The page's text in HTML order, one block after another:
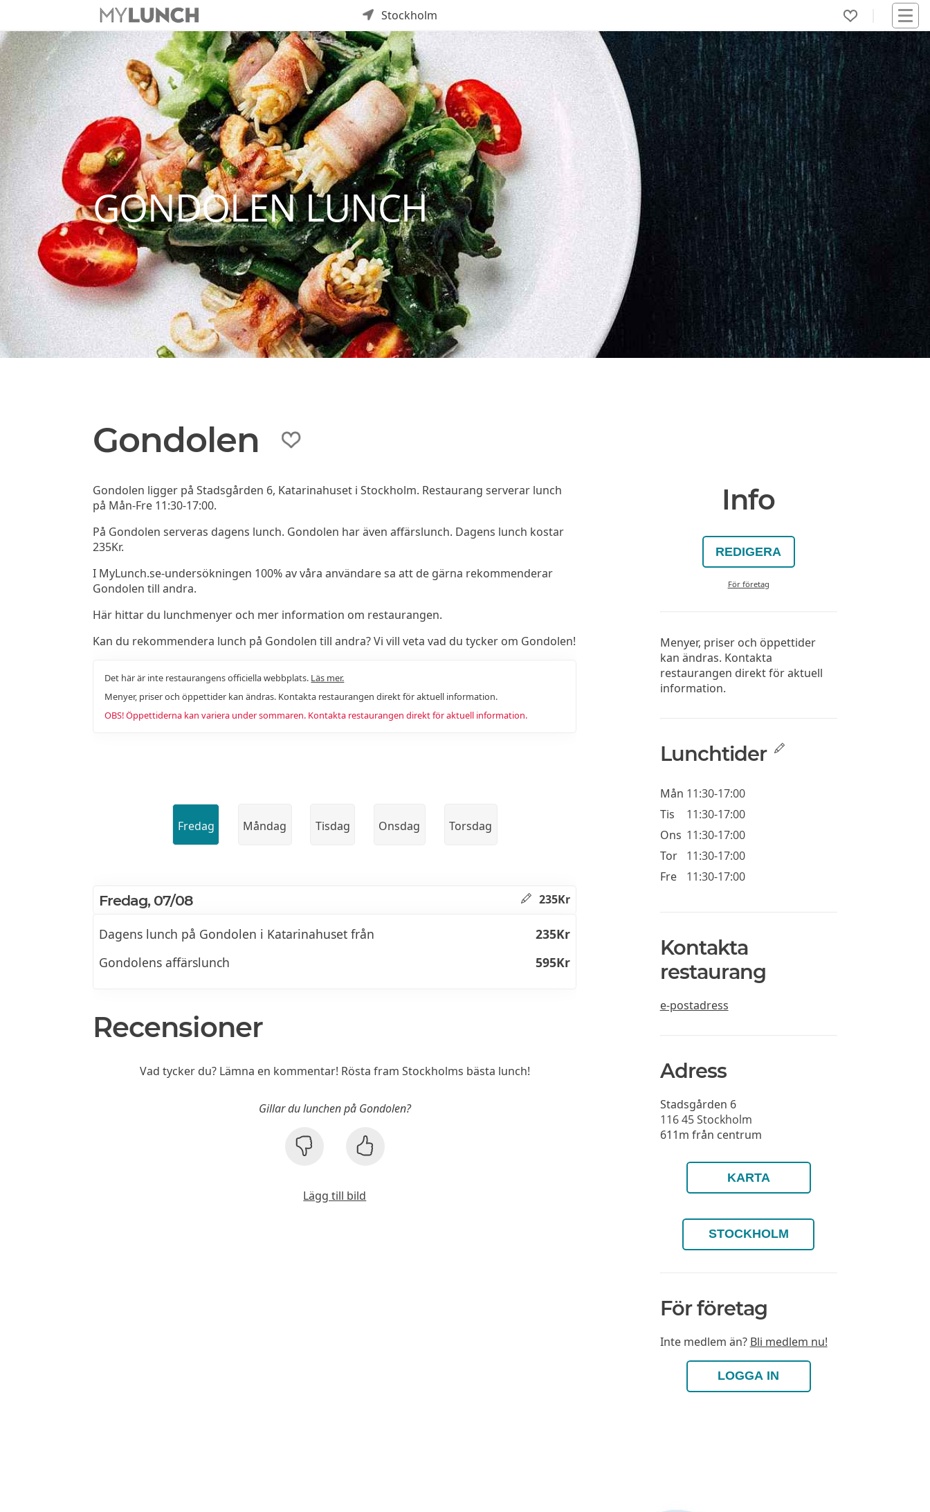
Stockholm
GONDOLEN LUNCH
Gondolen
Gondolen ligger på Stadsgården 6, Katarinahuset i Stockholm. Restaurang serverar lunch
på Mån-Fre 11:30-17:00.
På Gondolen serveras dagens lunch. Gondolen har även affärslunch. Dagens lunch kostar
235Kr.
I MyLunch.se-undersökningen 100% av våra användare sa att de gärna rekommenderar
Gondolen till andra.
Här hittar du lunchmenyer och mer information om restaurangen.
Kan du rekommendera lunch på Gondolen till andra? Vi vill veta vad du tycker om Gondolen!
Det här är inte restaurangens officiella webbplats. Läs mer.
Menyer, priser och öppettider kan ändras. Kontakta restaurangen direkt för aktuell information.
OBS! Öppettiderna kan variera under sommaren. Kontakta restaurangen direkt för aktuell information.
Fredag Måndag Tisdag Onsdag Torsdag
Fredag, 07/08 235Kr
Dagens lunch på Gondolen i Katarinahuset från
235Kr
Gondolens affärslunch
595Kr
Recensioner
Vad tycker du? Lämna en kommentar! Rösta fram Stockholms bästa lunch!
Gillar du lunchen på Gondolen?
Lägg till bild
Info
REDIGERA
För företag
Menyer, priser och öppettider
kan ändras. Kontakta
restaurangen direkt för aktuell
information.
Lunchtider
Mån 11:30-17:00
Tis
11:30-17:00
Ons 11:30-17:00
Tor
11:30-17:00
Fre
11:30-17:00
Kontakta
restaurang
e-postadress
Adress
Stadsgården 6
116 45 Stockholm
611m från centrum
KARTA
STOCKHOLM
För företag
Inte medlem än? Bli medlem nu!
LOGGA IN